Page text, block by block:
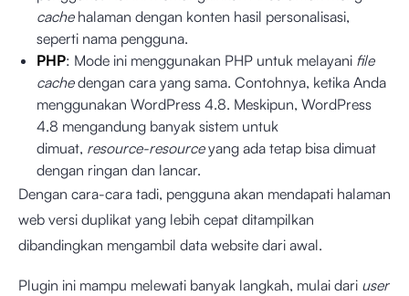
cachehalaman dengan konten hasil personalisasi,
seperti nama pengguna.
PHP: Mode ini menggunakan PHP untuk melayani file
cachedengan cara yang sama. Contohnya, ketika Anda
menggunakan WordPress 4.8. Meskipun, WordPress
4.8 mengandung banyak sistem untuk
dimuat, resource-resourceyang ada tetap bisa dimuat
dengan ringan dan lancar.
Dengan cara-cara tadi, pengguna akan mendapati halaman
web versi duplikat yang lebih cepat ditampilkan
dibandingkan mengambil data website dari awal.
Plugin ini mampu melewati banyak langkah, mulai dari user